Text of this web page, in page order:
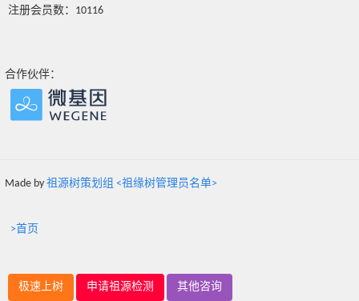
注册会员数：10116
合作伙伴：
Made by 祖源树策划组 <祖缘树管理员名单>
>首页
极速上树 申请祖源检测 其他咨询